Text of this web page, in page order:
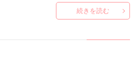
続きを読む